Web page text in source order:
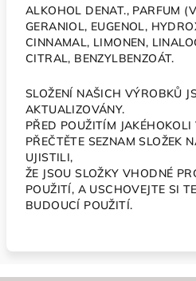
ALKOHOL DENAT., PARFUM
GERANIOL, EUGENOL,
CINNAMAL, LIMONEN,
CITRAL, BENZYLBENZOÁT.
SLOŽENÍ NAŠICH VÝROBKŮ
AKTUALIZOVÁNY.
PŘED POUŽITÍM
PŘEČTĚTE SEZNAM SLOŽEK
UJISTILI,
ŽE JSOU SLOŽKY VHODNÉ
POUŽITÍ, A USCHOVEJTE SI
BUDOUCÍ POUŽITÍ.